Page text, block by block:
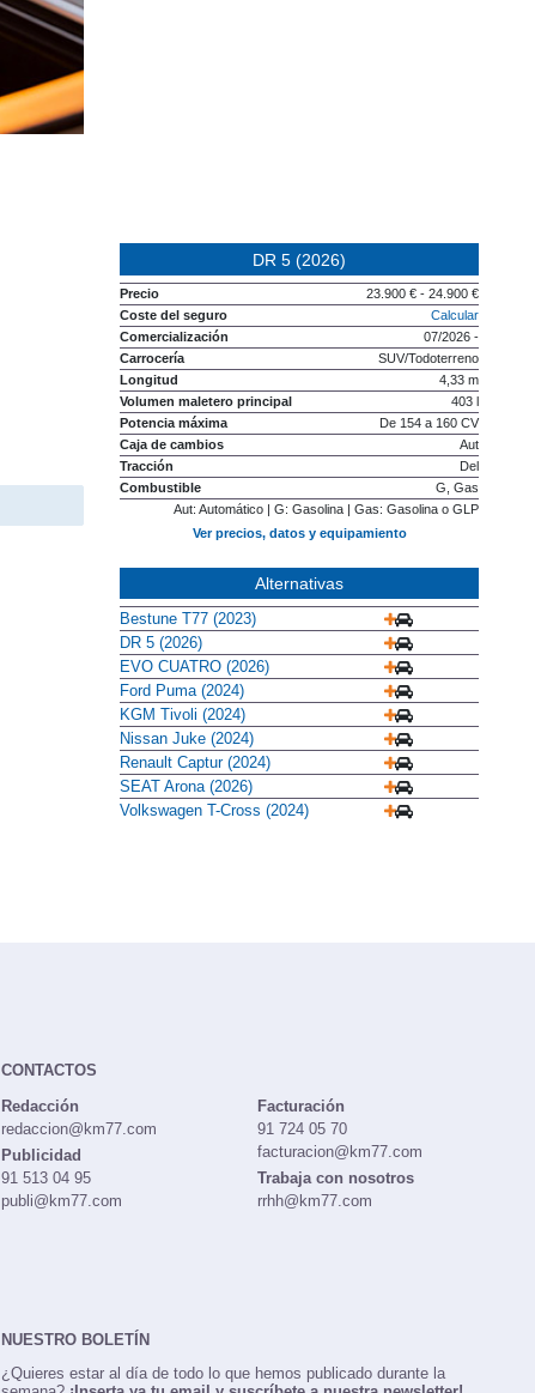
DR 5 (2026)
Precio
23.900 € - 24.900 €
Coste del seguro
Calcular
Comercialización
07/2026 -
Carrocería
SUV/Todoterreno
Longitud
4,33 m
Volumen maletero principal
403 l
Potencia máxima
De 154 a 160 CV
Caja de cambios
Aut
Tracción
Del
Combustible
G, Gas
Aut: Automático | G: Gasolina | Gas: Gasolina o GLP
Ver precios, datos y equipamiento
Alternativas
Bestune T77 (2023)
DR 5 (2026)
EVO CUATRO (2026)
Ford Puma (2024)
KGM Tivoli (2024)
Nissan Juke (2024)
Renault Captur (2024)
SEAT Arona (2026)
Volkswagen T-Cross (2024)
CONTACTOS
Redacción
redaccion@km77.com
Publicidad
91 513 04 95
publi@km77.com
Facturación
91 724 05 70
facturacion@km77.com
Trabaja con nosotros
rrhh@km77.com
NUESTRO BOLETÍN
¿Quieres estar al día de todo lo que hemos publicado durante la